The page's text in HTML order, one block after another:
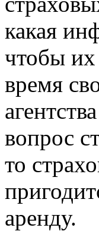
какая
чтобы их
время
вопрос
то
аренду.